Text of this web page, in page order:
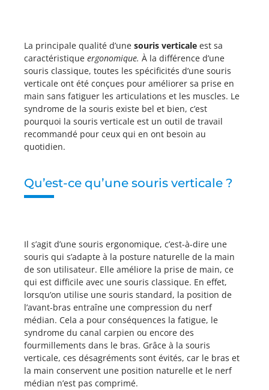
La principale qualité d’une souris verticale est sa
caractéristique ergonomique. À la différence d’une
souris classique, toutes les spécificités d’une souris
verticale ont été conçues pour améliorer sa prise en
main sans fatiguer les articulations et les muscles. Le
syndrome de la souris existe bel et bien, c’est
pourquoi la souris verticale est un outil de travail
recommandé pour ceux qui en ont besoin au
quotidien.
Qu’est-ce qu’une souris verticale ?
Il s’agit d’une souris ergonomique, c’est-à-dire une
souris qui s’adapte à la posture naturelle de la main
de son utilisateur. Elle améliore la prise de main, ce
qui est difficile avec une souris classique. En effet,
lorsqu’on utilise une souris standard, la position de
l’avant-bras entraîne une compression du nerf
médian. Cela a pour conséquences la fatigue, le
syndrome du canal carpien ou encore des
fourmillements dans le bras. Grâce à la souris
verticale, ces désagréments sont évités, car le bras et
la main conservent une position naturelle et le nerf
médian n’est pas comprimé.